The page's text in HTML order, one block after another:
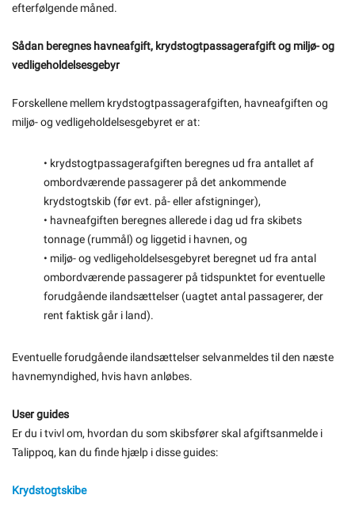
efterfølgende måned.
Sådan beregnes havneafgift, krydstogtpassagerafgift og miljø- og
vedligeholdelsesgebyr
Forskellene mellem krydstogtpassagerafgiften, havneafgiften og
miljø- og vedligeholdelsesgebyret er at:
• krydstogtpassagerafgiften beregnes ud fra antallet af
ombordværende passagerer på det ankommende
krydstogtskib (før evt. på- eller afstigninger),
• havneafgiften beregnes allerede i dag ud fra skibets
tonnage (rummål) og liggetid i havnen, og
• miljø- og vedligeholdelsesgebyret beregnet ud fra antal
ombordværende passagerer på tidspunktet for eventuelle
forudgående ilandsættelser (uagtet antal passagerer, der
rent faktisk går i land).
Eventuelle forudgående ilandsættelser selvanmeldes til den næste
havnemyndighed, hvis havn anløbes.
User guides
Er du i tvivl om, hvordan du som skibsfører skal afgiftsanmelde i
Talippoq, kan du finde hjælp i disse guides:
Krydstogtskibe